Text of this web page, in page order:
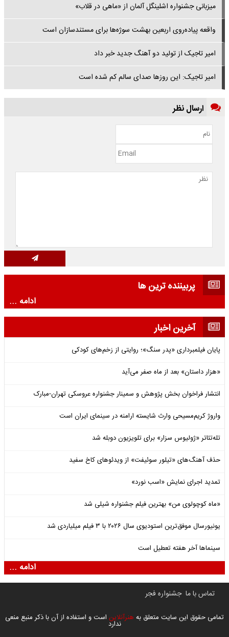
میزبانی جشنواره اشلینگل آلمان از «ماهی در قلاب»
واقعه پیاده‌روی اربعین بهشت سوژه‌ها برای مستندسازان است
امیر تاجیک از تولید دو آهنگ جدید خبر داد
امیر تاجیک: این روزها صدای سالم کم شده است
ارسال نظر
پربیننده ترین ها
ادامه ...
آخرین اخبار
پایان فیلمبرداری «پدر سنگ»؛ روایتی از زخم‌های کودکی
«هزار داستان» بعد از ماه صفر می‌آید
انتشار فراخوان بخش پژوهش و سمینار جشنواره عروسکی تهران-مبارک
واروژ کریم‌مسیحی وارث شایسته ارامنه در سینمای ایران است
تله‌تئاتر «ژولیوس سزار» برای تلویزیون دوبله شد
حذف آهنگ‌های «تیلور سوئیفت» از ویدئوهای کاخ سفید
تمدید اجرای نمایش «اسب نورد»
«ماه کوچولوی من» بهترین فیلم جشنواره شیلی شد
یونیورسال موفق‌ترین استودیوی سال ۲۰۲۶ با ۳ فیلم میلیاردی شد
سینماها آخر هفته تعطیل است
ادامه ...
تماس با ما جشنواره فجر
تمامی حقوق این سایت متعلق به هنرآنلاین است و استفاده از آن با ذکر منبع منعی
ندارد